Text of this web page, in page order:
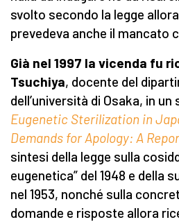
svolto secondo la legge
prevedeva anche il mancato
Già nel 1997 la vicenda fu
Tsuchiya, docente del
dell’università di Osaka, in
Eugenetic Sterilization in
Demands for Apology: A
sintesi della legge sulla
eugenetica” del 1948 e della
nel 1953, nonché sulla
domande e risposte allora